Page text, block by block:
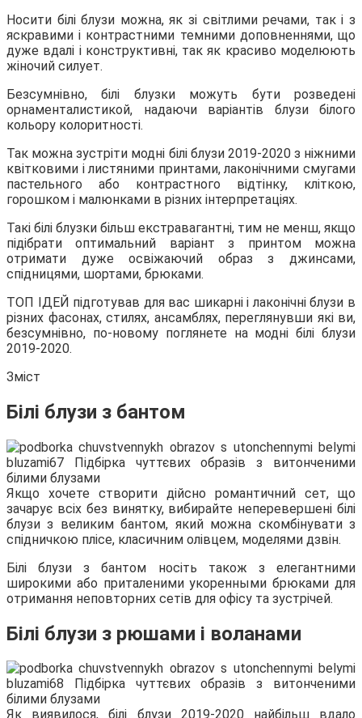
Носити білі блузи можна, як зі світлими речами, так і з
яскравими і контрастними темними доповненнями, що
дуже вдалі і конструктивні, так як красиво моделюють
жіночий силует.
Безсумнівно, білі блузки можуть бути розведені
орнаменталистикой, надаючи варіантів блузи білого
кольору колоритності.
Так можна зустріти модні білі блузи 2019-2020 з ніжними
квітковими і листяними принтами, лаконічними смугами
пастельного або контрастного відтінку, кліткою,
горошком і малюнками в різних інтерпретаціях.
Такі білі блузки більш екстравагантні, тим не менш, якщо
підібрати оптимальний варіант з принтом можна
отримати дуже освіжаючий образ з джинсами,
спідницями, шортами, брюками.
ТОП ІДЕЙ підготував для вас шикарні і лаконічні блузи в
різних фасонах, стилях, ансамблях, переглянувши які ви,
безсумнівно, по-новому поглянете на модні білі блузи
2019-2020.
Зміст
Білі блузи з бантом
Якщо хочете створити дійсно романтичний сет, що
зачарує всіх без винятку, вибирайте неперевершені білі
блузи з великим бантом, який можна скомбінувати з
спідничкою плісе, класичним олівцем, моделями дзвін.
Білі блузи з бантом носіть також з елегантними
широкими або приталеними укоренными брюками для
отримання неповторних сетів для офісу та зустрічей.
Білі блузи з рюшами і воланами
Як виявилося, білі блузи 2019-2020 найбільш вдало